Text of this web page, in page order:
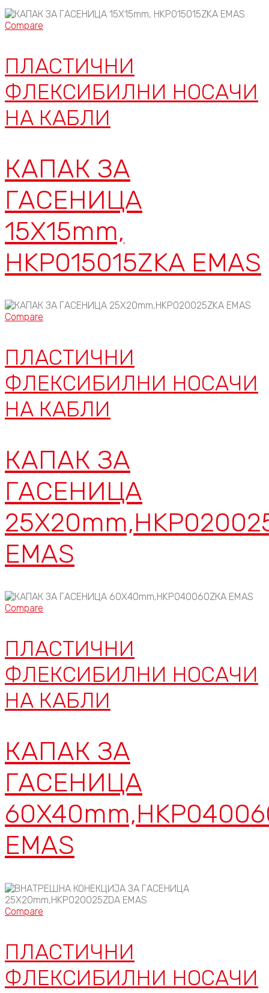
Compare
ПЛАСТИЧНИ
ФЛЕКСИБИЛНИ НОСАЧИ
НА КАБЛИ
КАПАК ЗА
ГАСЕНИЦА
15X15mm,
HKP015015ZKA EMAS
Compare
ПЛАСТИЧНИ
ФЛЕКСИБИЛНИ НОСАЧИ
НА КАБЛИ
КАПАК ЗА
ГАСЕНИЦА
EMAS
Compare
ПЛАСТИЧНИ
ФЛЕКСИБИЛНИ НОСАЧИ
НА КАБЛИ
КАПАК ЗА
ГАСЕНИЦА
EMAS
Compare
ПЛАСТИЧНИ
ФЛЕКСИБИЛНИ НОСАЧИ